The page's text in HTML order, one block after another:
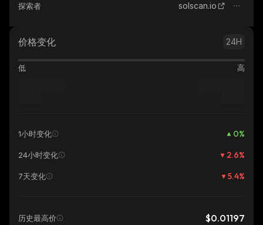
探索者 solscan.io
价格变化 24H
低 高
1小时变化 0%
24小时变化 2.6%
7天变化 5.4%
历史最高价 $0.01197